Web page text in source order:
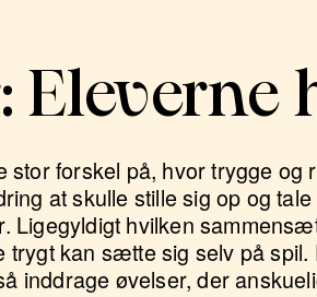
Eleverne
forskel på, hvor trygge og
at skulle stille sig op og
Ligegyldigt hvilken
trygt kan sætte sig selv på
inddrage øvelser, der